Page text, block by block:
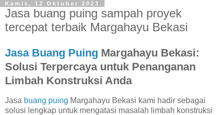
Kamis, 12 Oktober 2023
Jasa buang puing sampah proyek
tercepat terbaik Margahayu Bekasi
Jasa Buang Puing Margahayu Bekasi:
Solusi Terpercaya untuk Penanganan
Limbah Konstruksi Anda
Jasa buang puing Margahayu Bekasi kami hadir sebagai
solusi lengkap untuk mengatasi masalah limbah konstruksi